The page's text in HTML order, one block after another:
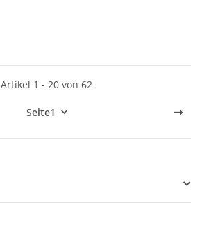
Artikel 1 - 20 von 62
Seite1